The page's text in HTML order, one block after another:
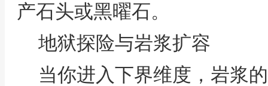
产石头或黑曜石。
地狱探险与岩浆扩容
当你进入下界维度，岩浆